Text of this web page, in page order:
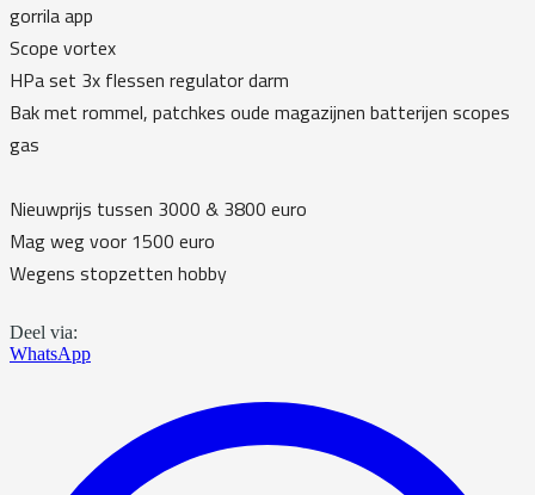
gorrila app
Scope vortex
HPa set 3x flessen regulator darm
Bak met rommel, patchkes oude magazijnen batterijen scopes
gas
Nieuwprijs tussen 3000 & 3800 euro
Mag weg voor 1500 euro
Wegens stopzetten hobby
Deel via:
WhatsApp